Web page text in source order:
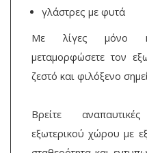
γλάστρες με φυτά
Με λίγες μόνο
μεταμορφώσετε τον
ζεστό και φιλόξενο
Βρείτε
εξωτερικού χώρου με